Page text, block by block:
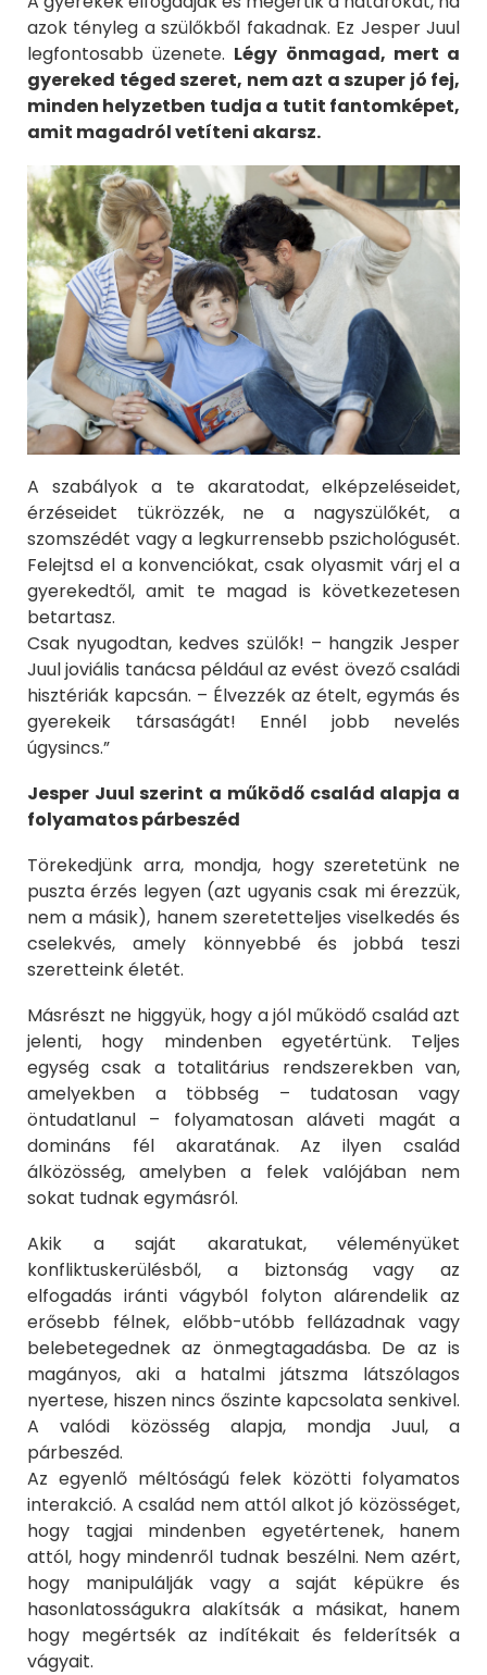
azok tényleg a szülőkből fakadnak. Ez Jesper Juul
legfontosabb üzenete. Légy önmagad, mert a
gyereked téged szeret, nem azt a szuper jó fej,
minden helyzetben tudja a tutit fantomképet,
amit magadról vetíteni akarsz.
A szabályok a te akaratodat, elképzeléseidet,
érzéseidet tükrözzék, ne a nagyszülőkét, a
szomszédét vagy a legkurrensebb pszichológusét.
Felejtsd el a konvenciókat, csak olyasmit várj el a
gyerekedtől, amit te magad is következetesen
betartasz.
Csak nyugodtan, kedves szülők! – hangzik Jesper
Juul joviális tanácsa például az evést övező családi
hisztériák kapcsán. – Élvezzék az ételt, egymás és
gyerekeik társaságát! Ennél jobb nevelés
úgysincs.”
Jesper Juul szerint a működő család alapja a
folyamatos párbeszéd
Törekedjünk arra, mondja, hogy szeretetünk ne
puszta érzés legyen (azt ugyanis csak mi érezzük,
nem a másik), hanem szeretetteljes viselkedés és
cselekvés, amely könnyebbé és jobbá teszi
szeretteink életét.
Másrészt ne higgyük, hogy a jól működő család azt
jelenti, hogy mindenben egyetértünk. Teljes
egység csak a totalitárius rendszerekben van,
amelyekben a többség – tudatosan vagy
öntudatlanul – folyamatosan aláveti magát a
domináns fél akaratának. Az ilyen család
álközösség, amelyben a felek valójában nem
sokat tudnak egymásról.
Akik a saját akaratukat, véleményüket
konfliktuskerülésből, a biztonság vagy az
elfogadás iránti vágyból folyton alárendelik az
erősebb félnek, előbb-utóbb fellázadnak vagy
belebetegednek az önmegtagadásba. De az is
magányos, aki a hatalmi játszma látszólagos
nyertese, hiszen nincs őszinte kapcsolata senkivel.
A valódi közösség alapja, mondja Juul, a
párbeszéd.
Az egyenlő méltóságú felek közötti folyamatos
interakció. A család nem attól alkot jó közösséget,
hogy tagjai mindenben egyetértenek, hanem
attól, hogy mindenről tudnak beszélni. Nem azért,
hogy manipulálják vagy a saját képükre és
hasonlatosságukra alakítsák a másikat, hanem
hogy megértsék az indítékait és felderítsék a
vágyait.